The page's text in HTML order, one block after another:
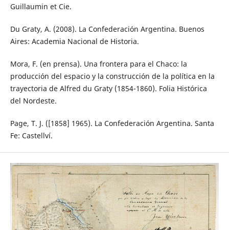
Guillaumin et Cie.
Du Graty, A. (2008). La Confederación Argentina. Buenos
Aires: Academia Nacional de Historia.
Mora, F. (en prensa). Una frontera para el Chaco: la
producción del espacio y la construcción de la política en la
trayectoria de Alfred du Graty (1854-1860). Folia Histórica
del Nordeste.
Page, T. J. ([1858] 1965). La Confederación Argentina. Santa
Fe: Castellví.